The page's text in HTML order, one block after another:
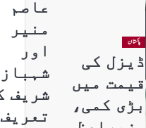
پاکستان
ڈیزل کی
قیمت میں
بڑی کمی،
عاصم
منیر
اور
شہباز
شریف